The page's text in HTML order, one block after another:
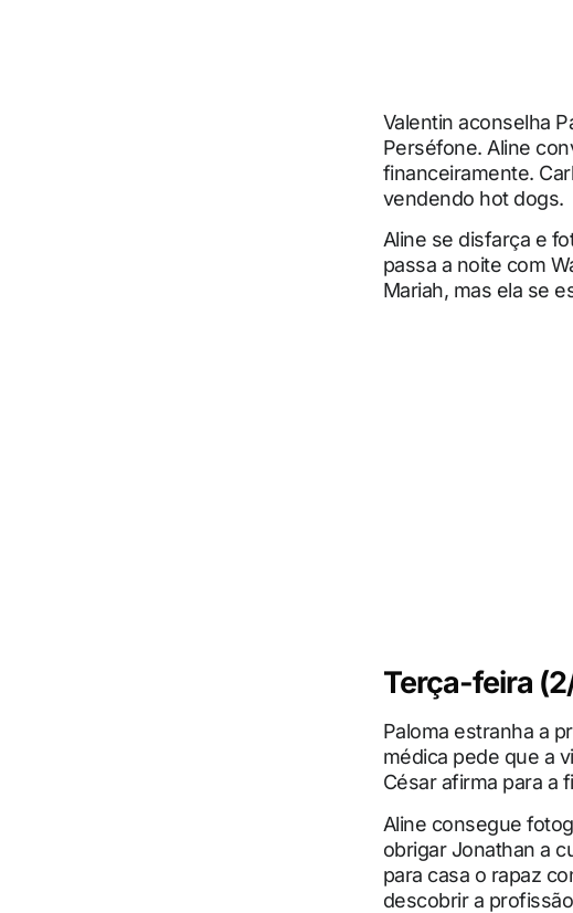
Valentin aconselha
Perséfone. Aline
financeiramente.
vendendo hot dogs.
Aline se disfarça e
passa a noite com
Mariah, mas ela se
Terça-feira
Paloma estranha a
médica pede que a
César afirma para a
Aline consegue
obrigar Jonathan a
para casa o rapaz
descobrir a